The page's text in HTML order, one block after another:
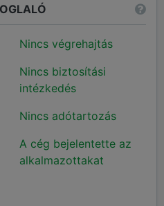
Nincs végrehajtás
Nincs biztosítási
intézkedés
Nincs adótartozás
A cég bejelentette az
alkalmazottakat